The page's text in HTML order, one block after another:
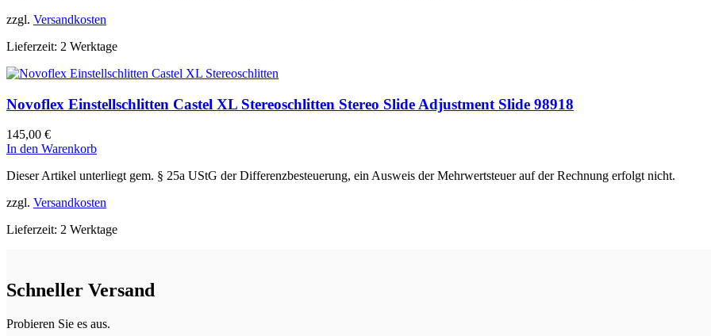
zzgl. Versandkosten
Lieferzeit: 2 Werktage
Novoflex Einstellschlitten Castel XL Stereoschlitten Stereo Slide Adjustment Slide 98918
145,00 €
In den Warenkorb
Dieser Artikel unterliegt gem. § 25a UStG der Differenzbesteuerung, ein Ausweis der Mehrwertsteuer auf der Rechnung erfolgt nicht.
zzgl. Versandkosten
Lieferzeit: 2 Werktage
Schneller Versand
Probieren Sie es aus.